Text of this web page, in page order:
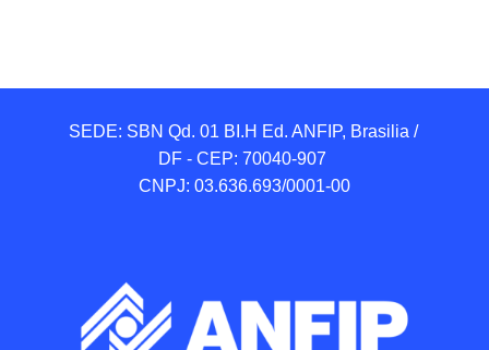
SEDE: SBN Qd. 01 BI.H Ed. ANFIP, Brasilia /
DF - CEP: 70040-907
CNPJ: 03.636.693/0001-00